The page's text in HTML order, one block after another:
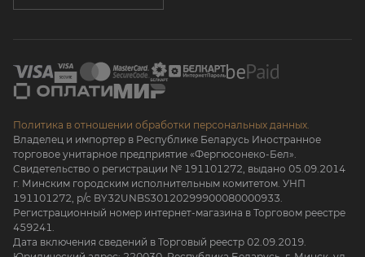
Политика в отношении обработки персональных данных.
Владелец и импортер в Республике Беларусь Иностранное
торговое унитарное предприятие «Фергюсонеко-Бел».
Свидетельство о регистрации № 191101272, выдано 05.09.2014
г. Минским городским исполнительным комитетом. УНП
191101272, р/с BY32UNBS30120299900080000933.
Регистрационный номер интернет-магазина в Торговом реестре
459241.
Дата включения сведений в Торговый реестр 02.09.2019.